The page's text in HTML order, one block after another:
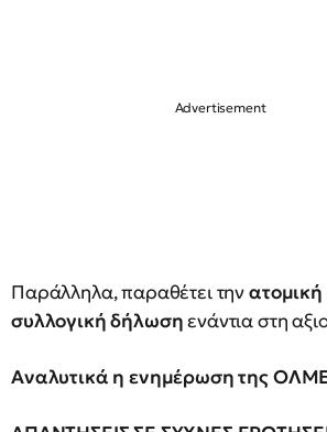
Παράλληλα, παραθέτει τηνατομική
συλλογική δήλωσηενάντια στη
Αναλυτικά η ενημέρωση της